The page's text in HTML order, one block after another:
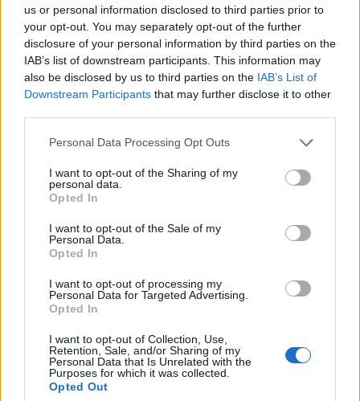
us or personal information disclosed to third parties prior to
your opt-out. You may separately opt-out of the further
disclosure of your personal information by third parties on the
IAB’s list of downstream participants. This information may
also be disclosed by us to third parties on the IAB’s List of
Downstream Participants that may further disclose it to other
Personal Data Processing Opt Outs
I want to opt-out of the Sharing of my
personal data.
Opted In
I want to opt-out of the Sale of my
Personal Data.
Opted In
I want to opt-out of processing my
Personal Data for Targeted Advertising.
Opted In
I want to opt-out of Collection, Use,
Retention, Sale, and/or Sharing of my
Personal Data that Is Unrelated with the
Purposes for which it was collected.
Opted Out
— Nicolò Schira (@NicoSchira)June 6, 2026
VAI ALLA VERSIONE CLASSICA
Il materiale (testo, foto e video) consultabile in questo portale è di nostra proprietà.
Alcune foto (screenshot) ed articoli presenti su "Calciomercato Magazine" sono in parte